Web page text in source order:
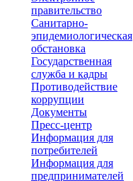
правительство
Санитарно-
эпидемиологическая
обстановка
Государственная
служба и кадры
Противодействие
коррупции
Документы
Пресс-центр
Информация для
потребителей
Информация для
предпринимателей